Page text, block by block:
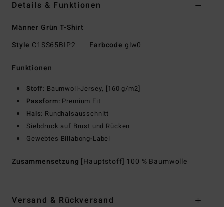
Details & Funktionen
Männer Grün T-Shirt
Style C1SS65BIP2 Farbcode glw0
Funktionen
Stoff: Baumwoll-Jersey, [160 g/m2]
Passform: Premium Fit
Hals: Rundhalsausschnitt
Siebdruck auf Brust und Rücken
Gewebtes Billabong-Label
Zusammensetzung [Hauptstoff] 100 % Baumwolle
Versand & Rückversand